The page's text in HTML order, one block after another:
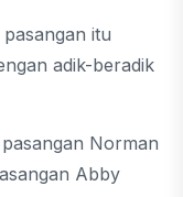
itu
adik-beradik
Norman
Abby